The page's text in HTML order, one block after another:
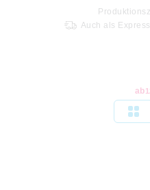
Auch als
ab